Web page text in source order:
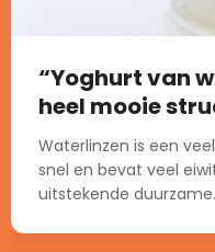
“Yoghurt van
heel mooie
Waterlinzen is een
snel en bevat veel
uitstekende